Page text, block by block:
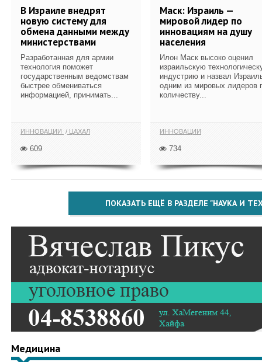
В Израиле внедрят
новую систему для
обмена данными между
министерствами
Разработанная для армии
технология поможет
государственным ведомствам
быстрее обмениваться
информацией, принимать...
ИННОВАЦИИ ЦАХАЛ
609
Маск: Израиль —
мировой лидер по
инновациям на душу
населения
Илон Маск высоко оценил
израильскую
индустрию и назвал
одним из мировых лидеров
количеству...
ИННОВАЦИИ
734
ПОКАЗАТЬ ЕЩЁ В РАЗДЕЛЕ "НАУКА И
Медицина